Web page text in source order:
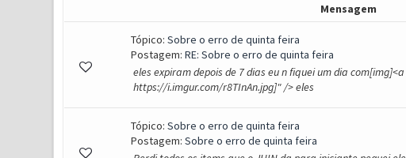
Mensagem
Tópico: Sobre o erro de quinta feira
Postagem: RE: Sobre o erro de quinta feira
eles expiram depois de 7 dias eu n fiquei um dia
https://i.imgur.com/r8TInAn.jpg]" /> eles
Tópico: Sobre o erro de quinta feira
Postagem: Sobre o erro de quinta feira